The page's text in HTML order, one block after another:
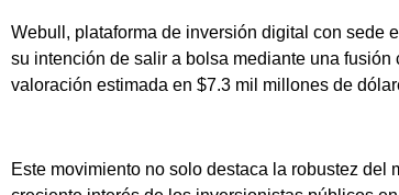
Webull, plataforma de inversión digital con sede
su intención de salir a bolsa mediante una
valoración estimada en $7.3 mil millones de
Este movimiento no solo destaca la robustez del